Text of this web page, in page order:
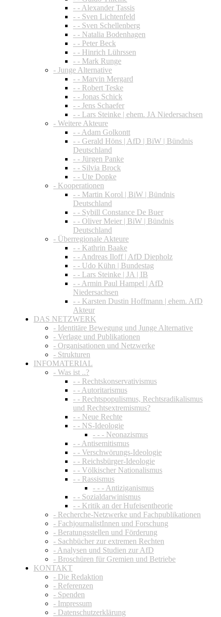
- - Alexander Tassis
- - Sven Lichtenfeld
- - Sven Schellenberg
- - Natalia Bodenhagen
- - Peter Beck
- - Hinrich Lührssen
- - Mark Runge
- Junge Alternative
- - Marvin Mergard
- - Robert Teske
- - Jonas Schick
- - Jens Schaefer
- - Lars Steinke | ehem. JA Niedersachsen
- Weitere Akteure
- - Adam Golkontt
- - Gerald Höns | AfD | BiW | Bündnis
Deutschland
- - Jürgen Panke
- - Silvia Brock
- - Ute Dopke
- Kooperationen
- - Martin Korol | BiW | Bündnis
Deutschland
- - Sybill Constance De Buer
- - Oliver Meier | BiW | Bündnis
Deutschland
- Überregionale Akteure
- - Kathrin Baake
- - Andreas Iloff | AfD Diepholz
- - Udo Kühn | Bundestag
- - Lars Steinke | JA | IB
- - Armin Paul Hampel | AfD
Niedersachsen
- - Karsten Dustin Hoffmann | ehem. AfD
Akteur
DAS NETZWERK
- Identitäre Bewegung und Junge Alternative
- Verlage und Publikationen
- Organisationen und Netzwerke
- Strukturen
INFOMATERIAL
- Was ist ..?
- - Rechtskonservativismus
- - Autoritarismus
- - Rechtspopulismus, Rechtsradikalismus
und Rechtsextremismus?
- - Neue Rechte
- - NS-Ideologie
- - - Neonazismus
- - Antisemitismus
- - Verschwörungs-Ideologie
- - Reichsbürger-Ideologie
- - Völkischer Nationalismus
- - Rassismus
- - - Antiziganismus
- - Sozialdarwinismus
- - Kritik an der Hufeisentheorie
- Recherche-Netzwerke und Fachpublikationen
- FachjournalistInnen und Forschung
- Beratungsstellen und Förderung
- Sachbücher zur extremen Rechten
- Analysen und Studien zur AfD
- Broschüren für Gremien und Betriebe
KONTAKT
- Die Redaktion
- Referenzen
- Spenden
- Impressum
- Datenschutzerklärung